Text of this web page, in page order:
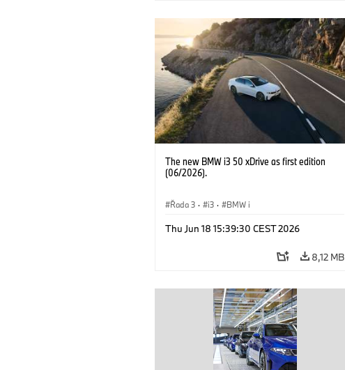
The new BMW i3 50 xDrive as first edition
(06/2026).
Řada 3 · i3 · BMW i
Thu Jun 18 15:39:30 CEST 2026
8,12 MB